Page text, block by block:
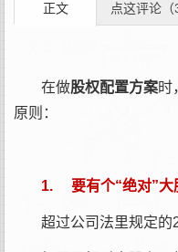
正文 点这评论（
在做股权配置方案时
原则：
1. 要有个“绝对”大
超过公司法里规定的